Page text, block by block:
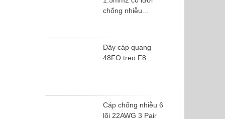
chống nhiễu...
Dây cáp quang
48FO treo F8
Cáp chống nhiễu 6
lõi 22AWG 3 Pair